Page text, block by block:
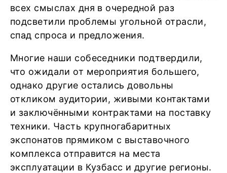
всех смыслах дня в очередной раз
подсветили проблемы угольной отрасли,
спад спроса и предложения.
Многие наши собеседники подтвердили,
что ожидали от мероприятия большего,
однако другие остались довольны
откликом аудитории, живыми контактами
и заключёнными контрактами на поставку
техники. Часть крупногабаритных
экспонатов прямиком с выставочного
комплекса отправится на места
эксплуатации в Кузбасс и другие регионы.